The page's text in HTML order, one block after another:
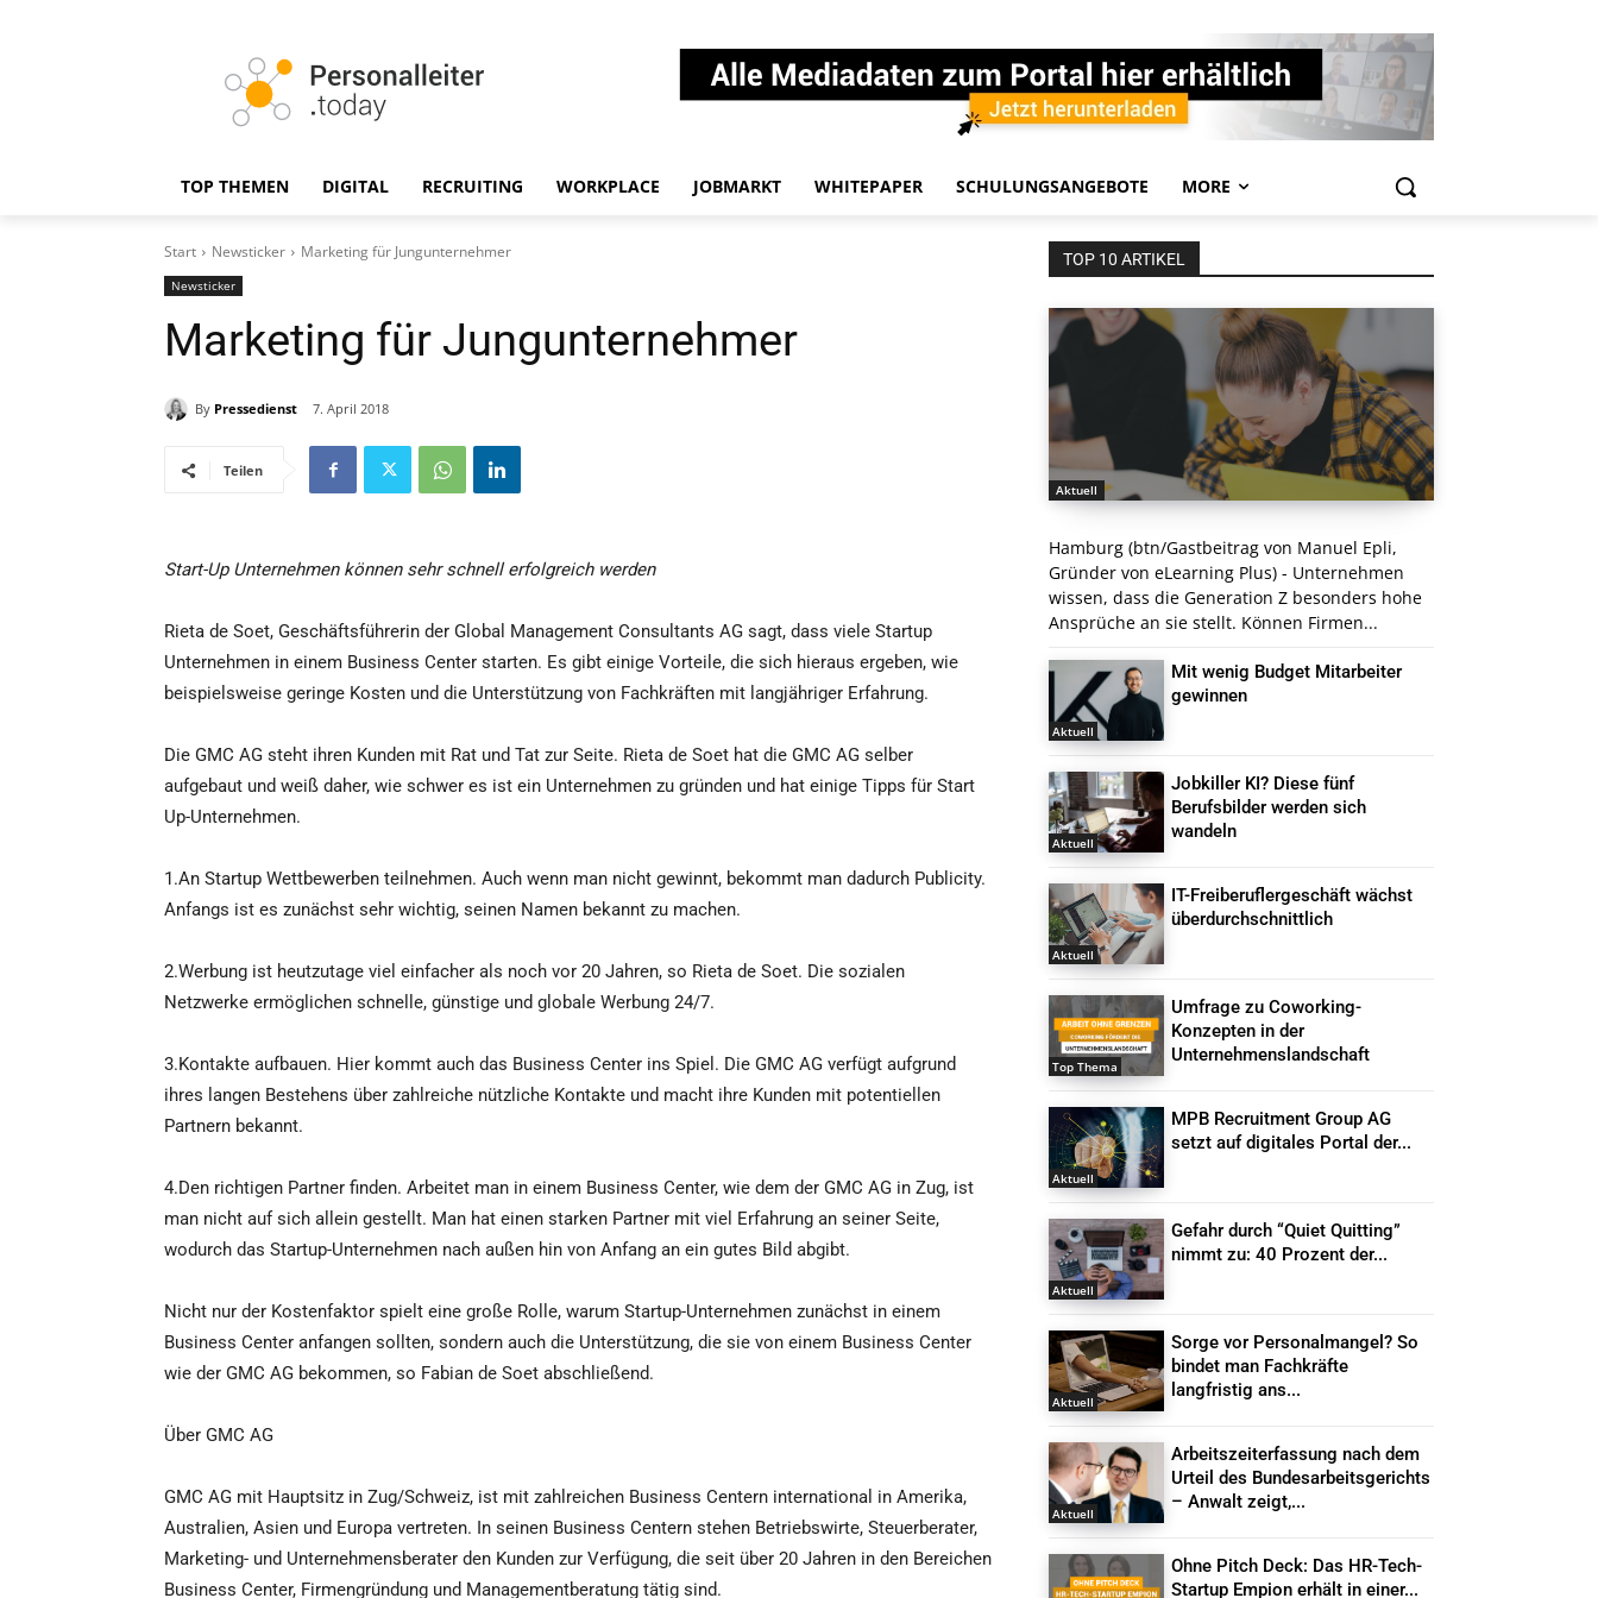
TOP THEMEN DIGITAL RECRUITING WORKPLACE JOBMARKT WHITEPAPER SCHULUNGSANGEBOTE MORE
Start Newsticker Marketing für Jungunternehmer
Newsticker
Marketing für Jungunternehmer
By Pressedienst 7. April 2018
Teilen
Start-Up Unternehmen können sehr schnell erfolgreich werden
Rieta de Soet, Geschäftsführerin der Global Management Consultants AG sagt, dass viele Startup
Unternehmen in einem Business Center starten. Es gibt einige Vorteile, die sich hieraus ergeben, wie
beispielsweise geringe Kosten und die Unterstützung von Fachkräften mit langjähriger Erfahrung.
Die GMC AG steht ihren Kunden mit Rat und Tat zur Seite. Rieta de Soet hat die GMC AG selber
aufgebaut und weiß daher, wie schwer es ist ein Unternehmen zu gründen und hat einige Tipps für Start
Up-Unternehmen.
1.An Startup Wettbewerben teilnehmen. Auch wenn man nicht gewinnt, bekommt man dadurch Publicity.
Anfangs ist es zunächst sehr wichtig, seinen Namen bekannt zu machen.
2.Werbung ist heutzutage viel einfacher als noch vor 20 Jahren, so Rieta de Soet. Die sozialen
Netzwerke ermöglichen schnelle, günstige und globale Werbung 24/7.
3.Kontakte aufbauen. Hier kommt auch das Business Center ins Spiel. Die GMC AG verfügt aufgrund
ihres langen Bestehens über zahlreiche nützliche Kontakte und macht ihre Kunden mit potentiellen
Partnern bekannt.
4.Den richtigen Partner finden. Arbeitet man in einem Business Center, wie dem der GMC AG in Zug, ist
man nicht auf sich allein gestellt. Man hat einen starken Partner mit viel Erfahrung an seiner Seite,
wodurch das Startup-Unternehmen nach außen hin von Anfang an ein gutes Bild abgibt.
Nicht nur der Kostenfaktor spielt eine große Rolle, warum Startup-Unternehmen zunächst in einem
Business Center anfangen sollten, sondern auch die Unterstützung, die sie von einem Business Center
wie der GMC AG bekommen, so Fabian de Soet abschließend.
Über GMC AG
GMC AG mit Hauptsitz in Zug/Schweiz, ist mit zahlreichen Business Centern international in Amerika,
Australien, Asien und Europa vertreten. In seinen Business Centern stehen Betriebswirte, Steuerberater,
Marketing- und Unternehmensberater den Kunden zur Verfügung, die seit über 20 Jahren in den Bereichen
Business Center, Firmengründung und Managementberatung tätig sind.
TOP 10 ARTIKEL
Aktuell
Hamburg (btn/Gastbeitrag von Manuel Epli,
Gründer von eLearning Plus) - Unternehmen
wissen, dass die Generation Z besonders hohe
Ansprüche an sie stellt. Können Firmen...
Aktuell
Mit wenig Budget Mitarbeiter
gewinnen
Aktuell
Jobkiller KI? Diese fünf
Berufsbilder werden sich
wandeln
Aktuell
IT-Freiberuflergeschäft wächst
überdurchschnittlich
Top Thema
Umfrage zu Coworking-
Konzepten in der
Unternehmenslandschaft
Aktuell
MPB Recruitment Group AG
setzt auf digitales Portal der...
Aktuell
Gefahr durch “Quiet Quitting”
nimmt zu: 40 Prozent der...
Aktuell
Sorge vor Personalmangel? So
bindet man Fachkräfte
langfristig ans...
Aktuell
Arbeitszeiterfassung nach dem
Urteil des Bundesarbeitsgerichts
– Anwalt zeigt,...
Ohne Pitch Deck: Das HR-Tech-
Startup Empion erhält in einer...